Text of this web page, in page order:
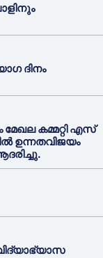
ദിനം
കമ്മറ്റി എസ്
ഉന്നതവിജയം